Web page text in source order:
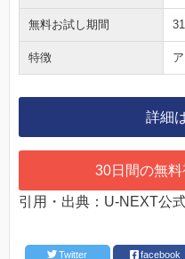
無料お試し期間
特徴
詳細
30日間の無料
引用・出典：U-NEXT公
Twitter facebook